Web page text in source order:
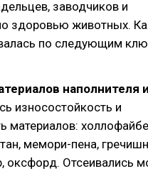
заводчиков и
здоровью животных.
по следующим
наполнителя
износостойкость и
материалов:
мемори-пена,
оксфорд. Отсеивались